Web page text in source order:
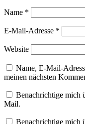
Name *
E-Mail-Adresse *
Website
Name, E-Mail-
meinen nächsten
Benachrichtige mich
Mail.
Benachrichtige mich